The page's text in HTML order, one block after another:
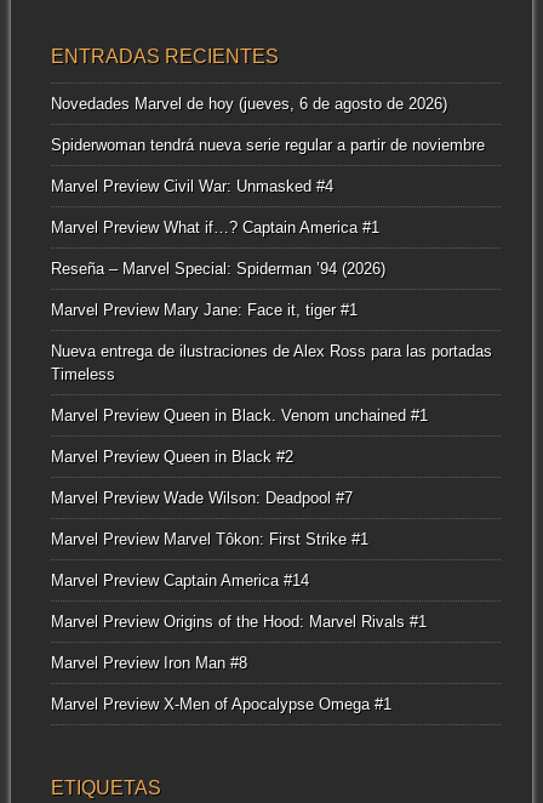
ENTRADAS RECIENTES
Novedades Marvel de hoy (jueves, 6 de agosto de 2026)
Spiderwoman tendrá nueva serie regular a partir de noviembre
Marvel Preview Civil War: Unmasked #4
Marvel Preview What if…? Captain America #1
Reseña – Marvel Special: Spiderman ’94 (2026)
Marvel Preview Mary Jane: Face it, tiger #1
Nueva entrega de ilustraciones de Alex Ross para las portadas
Timeless
Marvel Preview Queen in Black. Venom unchained #1
Marvel Preview Queen in Black #2
Marvel Preview Wade Wilson: Deadpool #7
Marvel Preview Marvel Tôkon: First Strike #1
Marvel Preview Captain America #14
Marvel Preview Origins of the Hood: Marvel Rivals #1
Marvel Preview Iron Man #8
Marvel Preview X-Men of Apocalypse Omega #1
ETIQUETAS